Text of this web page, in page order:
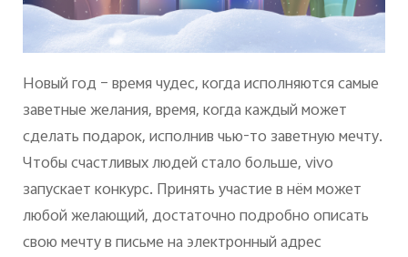
Новый год – время чудес, когда исполняются самые
заветные желания, время, когда каждый может
сделать подарок, исполнив чью-то заветную мечту.
Чтобы счастливых людей стало больше, vivo
запускает конкурс. Принять участие в нём может
любой желающий, достаточно подробно описать
свою мечту в письме на электронный адрес